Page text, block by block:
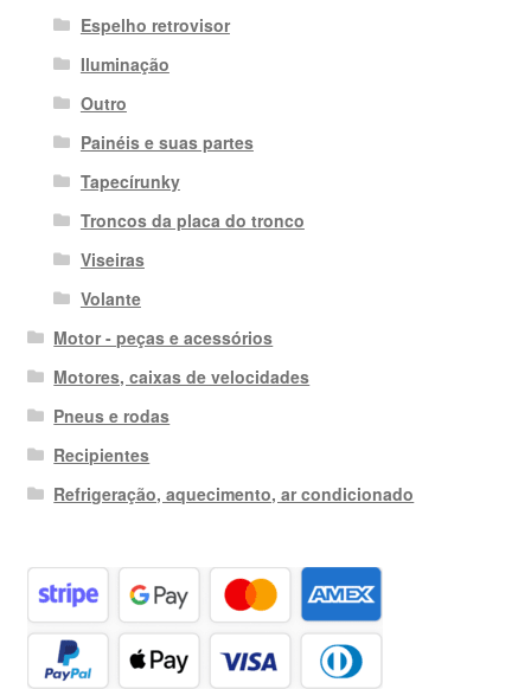
Espelho retrovisor
Iluminação
Outro
Painéis e suas partes
Tapecírunky
Troncos da placa do tronco
Viseiras
Volante
Motor - peças e acessórios
Motores, caixas de velocidades
Pneus e rodas
Recipientes
Refrigeração, aquecimento, ar condicionado